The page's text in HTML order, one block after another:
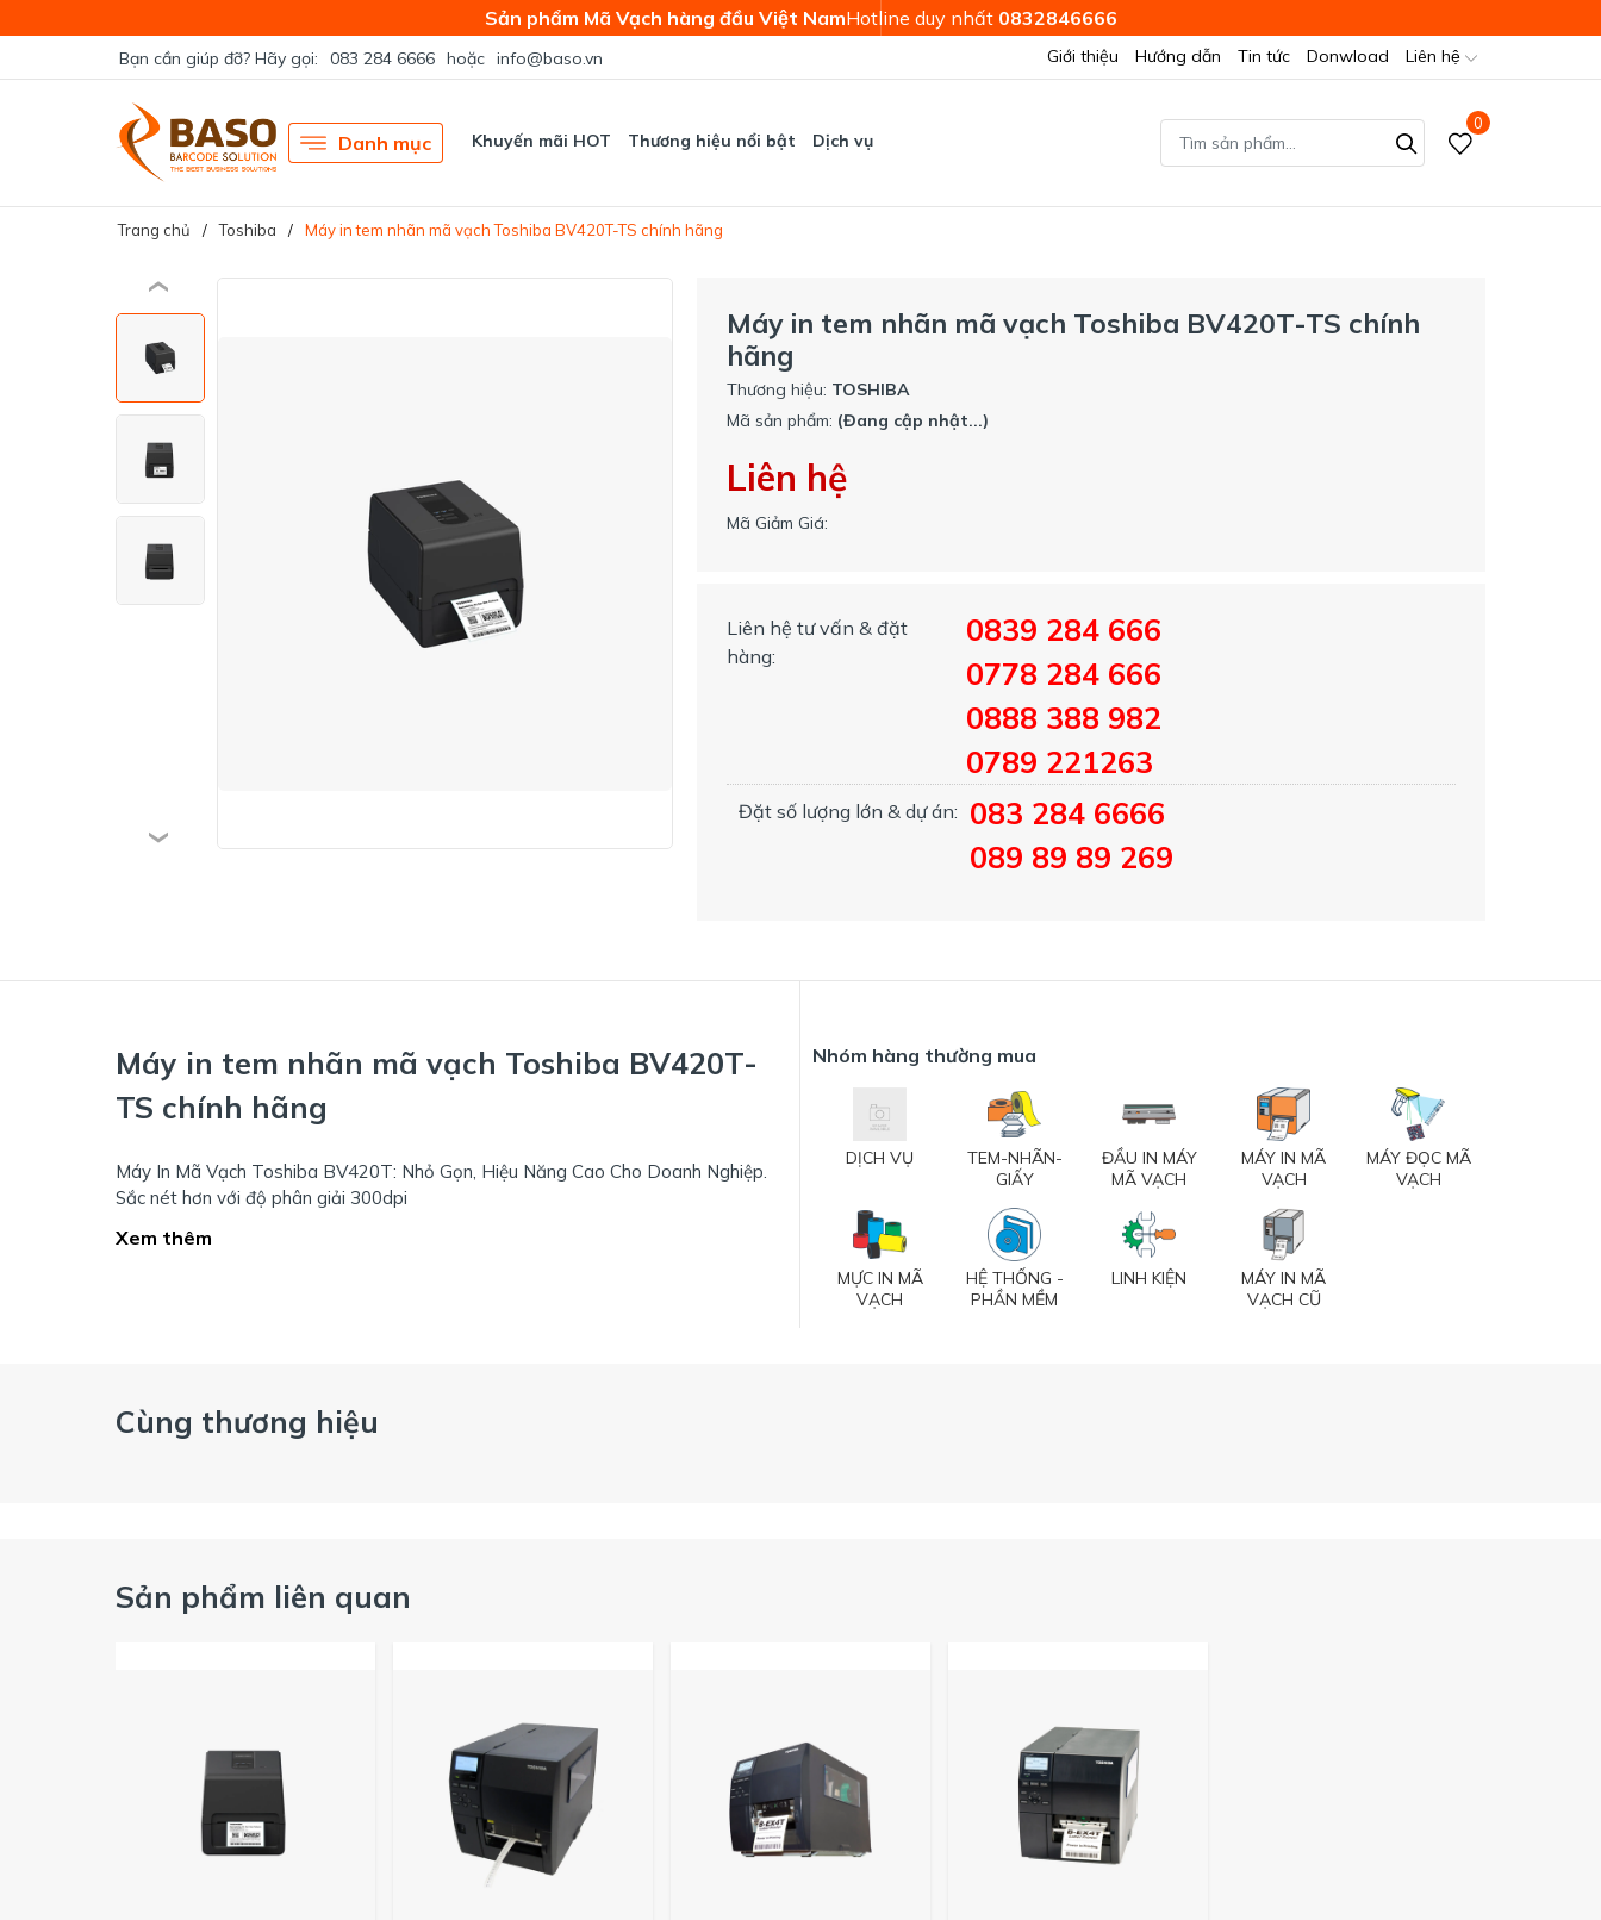
Sản phẩm Mã Vạch hàng đầu Việt NamHotline duy nhất 0832846666
Bạn cần giúp đỡ? Hãy gọi: 083 284 6666 hoặc info@baso.vn Giới thiệu Hướng dẫn Tin tức Donwload Liên hệ
Danh mục Khuyến mãi HOT Thương hiệu nổi bật Dịch vụ
0
Trang chủ Toshiba Máy in tem nhãn mã vạch Toshiba BV420T-TS chính hãng
Máy in tem nhãn mã vạch Toshiba BV420T-TS chính
hãng
Thương hiệu: TOSHIBA
Mã sản phẩm: (Đang cập nhật...)
Liên hệ
Mã Giảm Giá:
Liên hệ tư vấn & đặt
hàng:
0839 284 666
0778 284 666
0888 388 982
0789 221263
Đặt số lượng lớn & dự án: 083 284 6666
089 89 89 269
Máy in tem nhãn mã vạch Toshiba BV420T-
TS chính hãng
Máy In Mã Vạch Toshiba BV420T: Nhỏ Gọn, Hiệu Năng Cao Cho Doanh Nghiệp.
Sắc nét hơn với độ phân giải 300dpi
Xem thêm
Nhóm hàng thường mua
DỊCH VỤ
TEM-NHÃN-
GIẤY
ĐẦU IN MÁY
MÃ VẠCH
MÁY IN MÃ
VẠCH
MÁY ĐỌC MÃ
VẠCH
MỰC IN MÃ
VẠCH
HỆ THỐNG -
PHẦN MỀM
LINH KIỆN
MÁY IN MÃ
VẠCH CŨ
Cùng thương hiệu
Sản phẩm liên quan